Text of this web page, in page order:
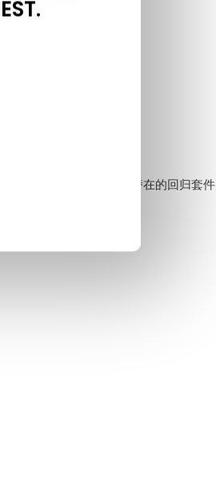
将最终帮助您评估任何潜在的回归套件